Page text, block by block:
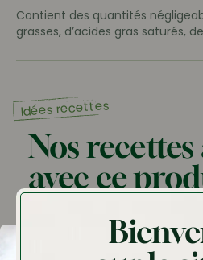
Contient des quantités
grasses, d’acides gras saturés,
Idées recettes
Nos
avec ce